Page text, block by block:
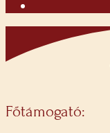
Főtámogató: